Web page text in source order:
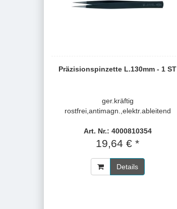
Präzisionspinzette L.130mm - 1 ST
ger.kräftig
rostfrei,antimagn.,elektr.ableitend
Art. Nr.: 4000810354
19,64 € *
Details